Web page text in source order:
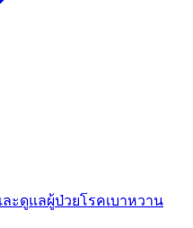
ะดูแลผู้ป่วยโรคเบาหวาน